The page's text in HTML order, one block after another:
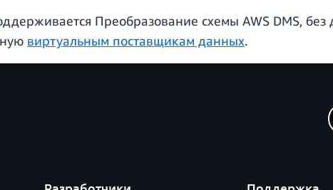
Преобразование схемы AWS DMS, без
виртуальным поставщикам данных.